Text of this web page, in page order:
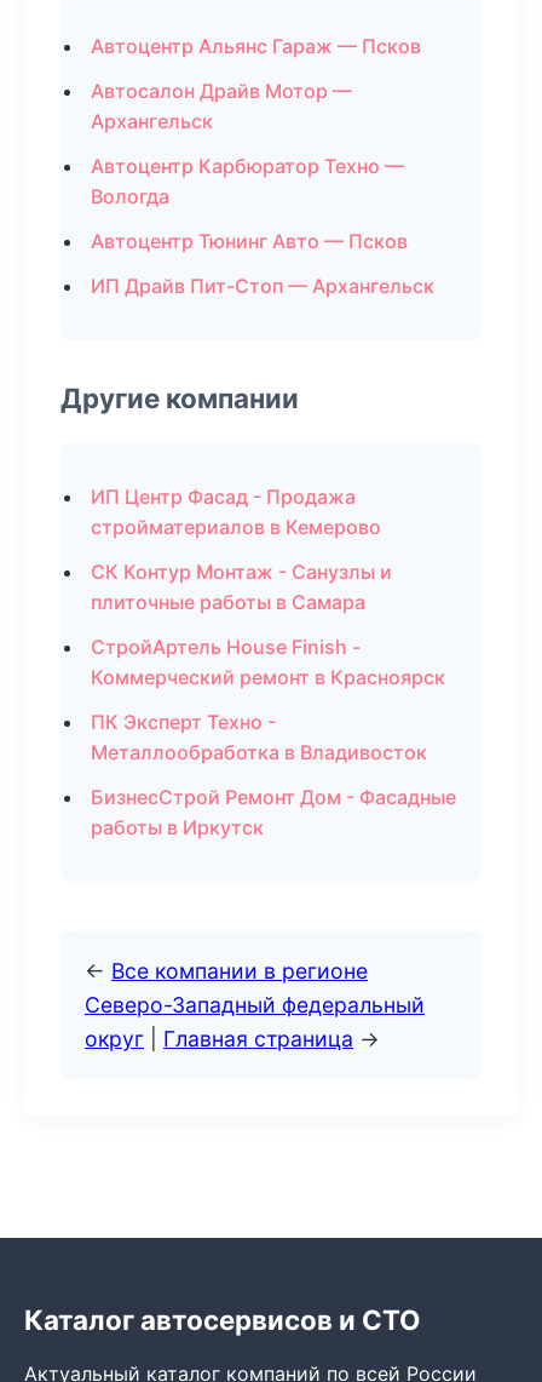
Автоцентр Альянс Гараж — Псков
Автосалон Драйв Мотор —
Архангельск
Автоцентр Карбюратор Техно —
Вологда
Автоцентр Тюнинг Авто — Псков
ИП Драйв Пит-Стоп — Архангельск
Другие компании
ИП Центр Фасад - Продажа
стройматериалов в Кемерово
СК Контур Монтаж - Санузлы и
плиточные работы в Самара
СтройАртель House Finish -
Коммерческий ремонт в Красноярск
ПК Эксперт Техно -
Металлообработка в Владивосток
БизнесСтрой Ремонт Дом - Фасадные
работы в Иркутск
← Все компании в регионе
Северо-Западный федеральный
округ
Главная страница →
Каталог автосервисов и СТО
Актуальный каталог компаний по всей России